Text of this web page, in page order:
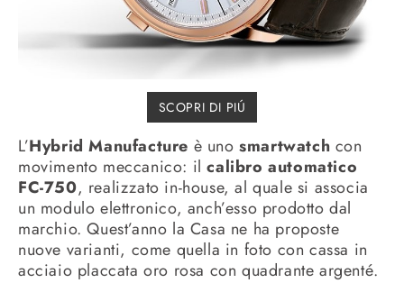
SCOPRI DI PIÚ
L’Hybrid Manufacture è unosmartwatch con
movimento meccanico: ilcalibro automatico
FC-750, realizzato in-house, al quale si associa
un modulo elettronico, anch’esso prodotto dal
marchio. Quest’anno la Casa ne ha proposte
nuove varianti, come quella in foto con cassa in
acciaio placcata oro rosa con quadrante argenté.